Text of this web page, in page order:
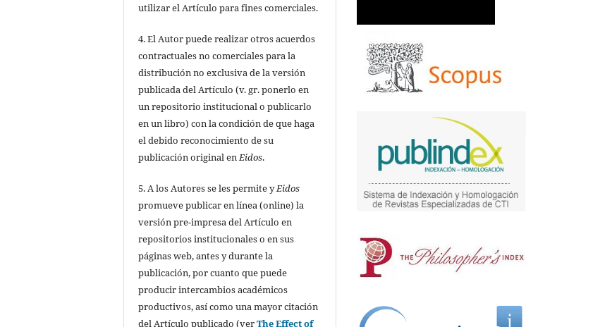
utilizar el Artículo para fines comerciales.
4. El Autor puede realizar otros acuerdos
contractuales no comerciales para la
distribución no exclusiva de la versión
publicada del Artículo (v. gr. ponerlo en
un repositorio institucional o publicarlo
en un libro) con la condición de que haga
el debido reconocimiento de su
publicación original enEidos.
5. A los Autores se les permite yEidos
promueve publicar en línea (online) la
versión pre-impresa del Artículo en
repositorios institucionales o en sus
páginas web, antes y durante la
publicación, por cuanto que puede
producir intercambios académicos
productivos, así como una mayor citación
del Artículo publicado (verThe Effect of